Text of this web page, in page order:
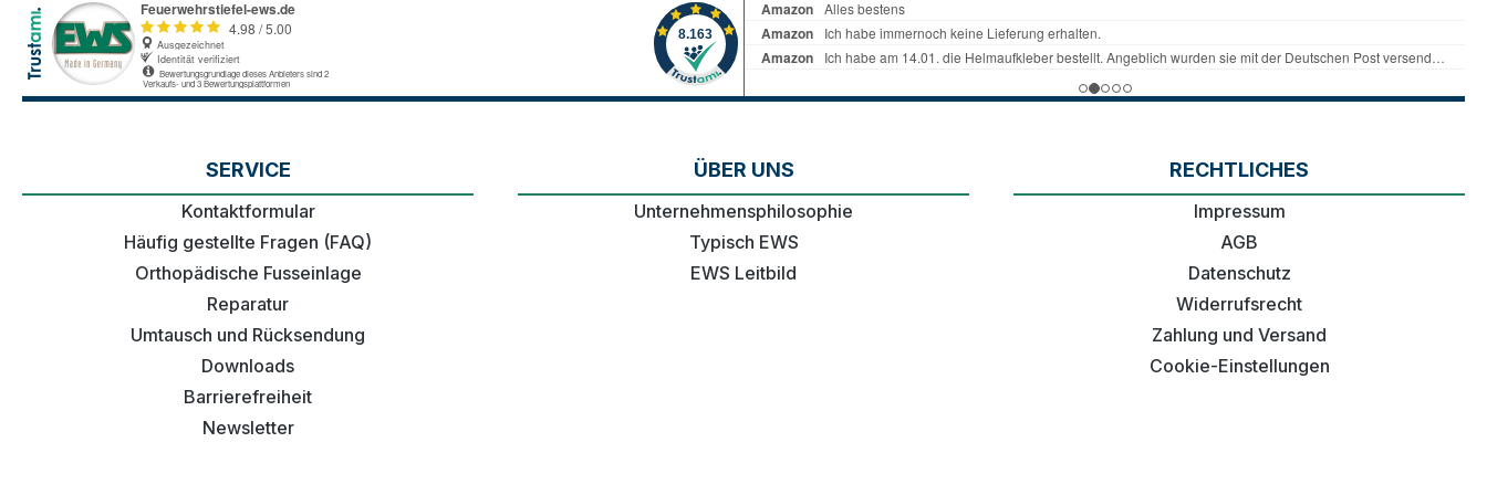
SERVICE
Kontaktformular
Häufig gestellte Fragen (FAQ)
Orthopädische Fusseinlage
Reparatur
Umtausch und Rücksendung
Downloads
Barrierefreiheit
Newsletter
ÜBER UNS
Unternehmensphilosophie
Typisch EWS
EWS Leitbild
RECHTLICHES
Impressum
AGB
Datenschutz
Widerrufsrecht
Zahlung und Versand
Cookie-Einstellungen